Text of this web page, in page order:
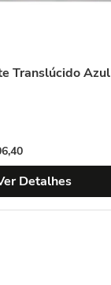
Translúcido Azul
,40
Detalhes